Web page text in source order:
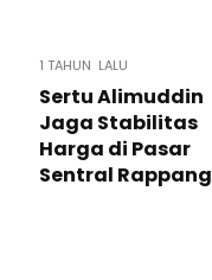
1 TAHUN LALU
Sertu Alimuddin
Jaga Stabilitas
Harga di Pasar
Sentral Rappang